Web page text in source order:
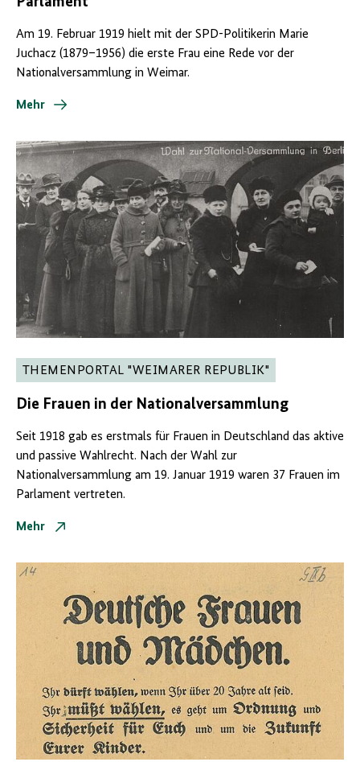
Am 19. Februar 1919 hielt mit der SPD-Politikerin Marie
Juchacz (1879–1956) die erste Frau eine Rede vor der
Nationalversammlung in Weimar.
Mehr
THEMENPORTAL "WEIMARER REPUBLIK"
Die Frauen in der Nationalversammlung
Seit 1918 gab es erstmals für Frauen in Deutschland das aktive
und passive Wahlrecht. Nach der Wahl zur
Nationalversammlung am 19. Januar 1919 waren 37 Frauen im
Parlament vertreten.
Mehr